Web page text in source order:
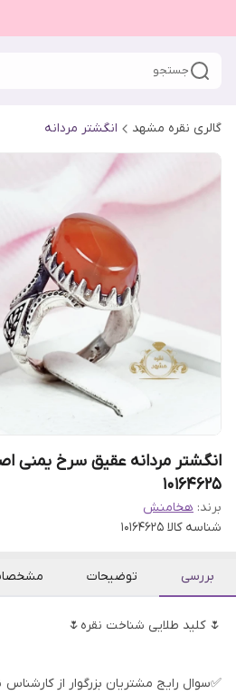
جستجو
گالری نقره مشهد انگشتر مردانه
انگشتر مردانه عقیق سرخ یمنی
10164625
برند: هخامنش
شناسه کالا 10164625
بررسی توضیحات
🌷 کلید طلایی شناخت نقره🌷
✅سوال رایج مشتریان بزرگوار از کارشناس